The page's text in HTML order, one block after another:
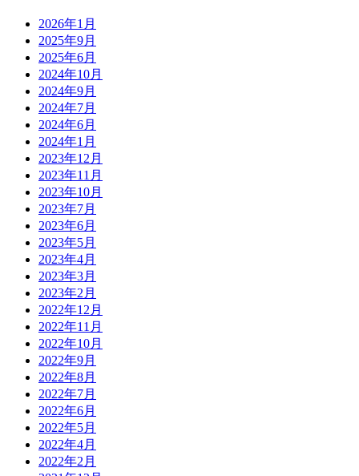
2026年1月
2025年9月
2025年6月
2024年10月
2024年9月
2024年7月
2024年6月
2024年1月
2023年12月
2023年11月
2023年10月
2023年7月
2023年6月
2023年5月
2023年4月
2023年3月
2023年2月
2022年12月
2022年11月
2022年10月
2022年9月
2022年8月
2022年7月
2022年6月
2022年5月
2022年4月
2022年2月